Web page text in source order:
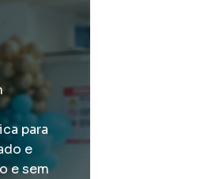
para
e
e sem